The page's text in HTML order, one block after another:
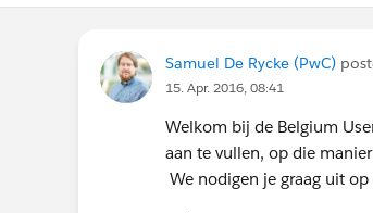
Samuel De Rycke (PwC)
15. Apr. 2016, 08:41
Welkom bij de Belgium
aan te vullen, op die
We nodigen je graag uit